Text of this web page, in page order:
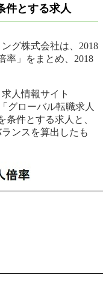
件とする求人
グ株式会社は、2018
率」をまとめ、2018
人情報サイト
グローバル転職求人
件とする求人と、
ンスを算出したも